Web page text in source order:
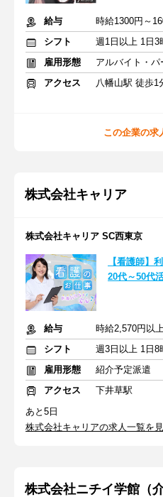
給与
時給1300円～
シフト
雇用形態
アルバイト・パ
アクセス
八幡山駅 徒歩1
この企業の求
株式会社キャリア
株式会社キャリア SC西東京
【看護師】
20代～50代
給与
時給2,570円以
シフト
雇用形態
紹介予定派遣
アクセス
下井草駅
あと5日
株式会社キャリアの求人一覧を
株式会社ニチイ学館（介